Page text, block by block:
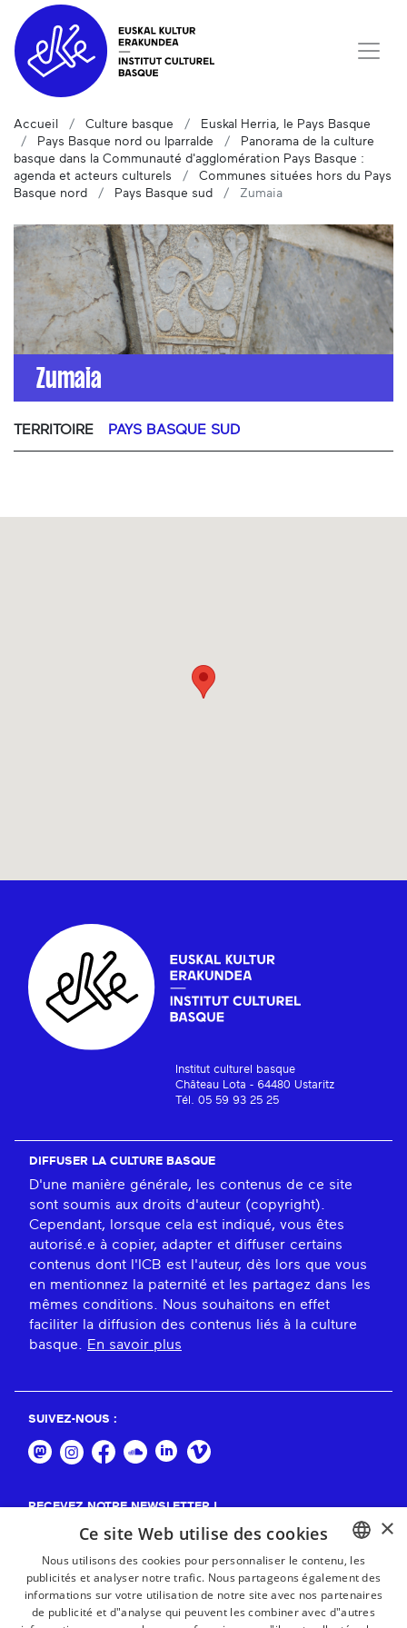
Accueil Culture basque
Euskal Herria, le Pays Basque
Pays Basque nord ou Iparralde
Panorama de la culture
basque dans la Communauté d'agglomération Pays Basque :
agenda et acteurs culturels
Communes situées hors du Pays
Basque nord
Pays Basque sud Zumaia
Zumaia
TERRITOIRE PAYS BASQUE SUD
Institut culturel basque
Château Lota - 64480 Ustaritz
Tél. 05 59 93 25 25
DIFFUSER LA CULTURE BASQUE
D'une manière générale, les contenus de ce site
sont soumis aux droits d'auteur (copyright).
Cependant, lorsque cela est indiqué, vous êtes
autorisé.e à copier, adapter et diffuser certains
contenus dont l'ICB est l'auteur, dès lors que vous
en mentionnez la paternité et les partagez dans les
mêmes conditions. Nous souhaitons en effet
faciliter la diffusion des contenus liés à la culture
basque.
En savoir plus
SUIVEZ-NOUS :
RECEVEZ NOTRE NEWSLETTER !
BASQUE
FRENCH
×
Ce site Web utilise des cookies
Nous utilisons des cookies pour personnaliser le contenu, les
publicités et analyser notre trafic. Nous partageons également des
informations sur votre utilisation de notre site avec nos partenaires
de publicité et d"analyse qui peuvent les combiner avec d"autres